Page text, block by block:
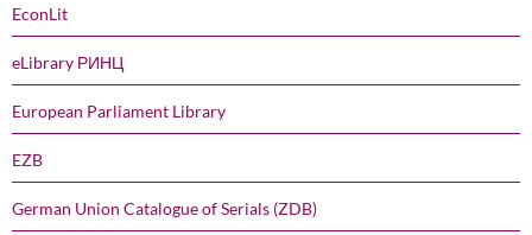
EconLit
eLibrary РИНЦ
European Parliament Library
EZB
German Union Catalogue of Serials (ZDB)